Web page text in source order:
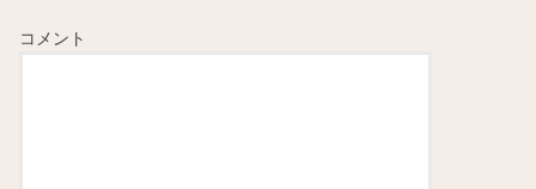
コメント